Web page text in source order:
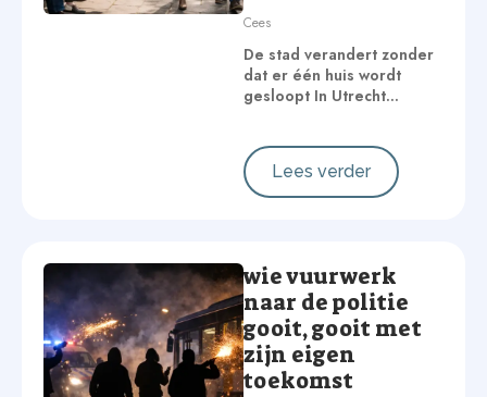
Cees
De stad verandert zonder
dat er één huis wordt
gesloopt In Utrecht…
Lees verder
wie vuurwerk
naar de politie
gooit, gooit met
zijn eigen
toekomst